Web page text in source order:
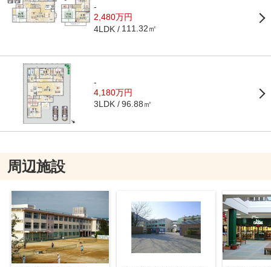
-
2,480万円
4LDK 111.32㎡
-
4,180万円
3LDK 96.88㎡
周辺施設